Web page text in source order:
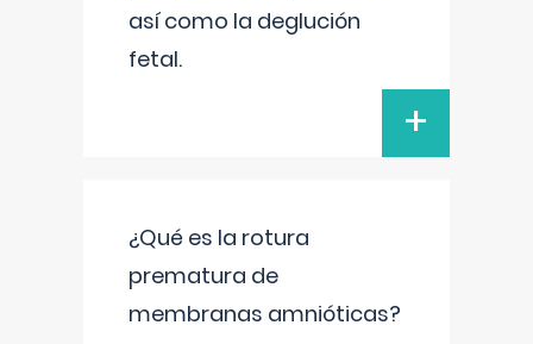
así como la deglución
fetal.
+
¿Qué es la rotura
prematura de
membranas amnióticas?